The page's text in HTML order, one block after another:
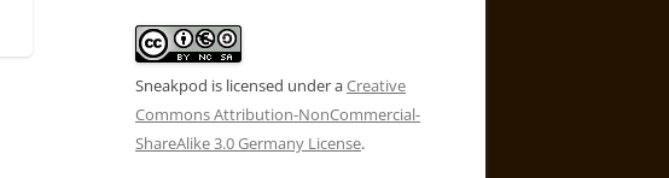
Sneakpod is licensed under aCreative
Commons Attribution-NonCommercial-
ShareAlike 3.0 Germany License.